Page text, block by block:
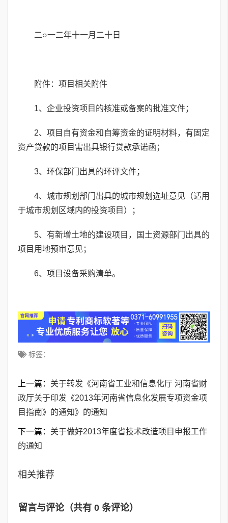
二○一二年十一月二十日
附件：项目相关附件
1、企业投资项目的核准或备案的批准文件；
2、项目自有资金和自筹资金的证明材料，有固定
资产贷款的项目需出具银行贷款承诺函；
3、环保部门出具的环评文件；
4、城市规划部门出具的城市规划选址意见（适用
于城市规划区域内的投资项目）；
5、有新增土地的建设项目，国土资源部门出具的
项目用地预审意见；
6、项目设备采购清单。
标签：
上一篇： 关于转发《河南省工业和信息化厅 河南省财
政厅关于印发《2013年河南省信息化发展专项资金项
目指南》的通知》的通知
下一篇： 关于做好2013年度省技术改造项目申报工作
的通知
相关推荐
留言与评论（共有 0 条评论）